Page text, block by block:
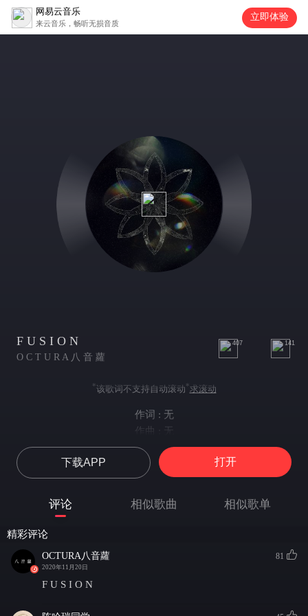
网易云音乐
来云音乐，畅听无损音质
立即体验
F U S I O N
O C T U R A 八 音 蘿
407 141
*该歌词不支持自动滚动*求滚动
作词 : 无
作曲 : 无
下载APP 打开
评论 相似歌曲 相似歌单
精彩评论
OCTURA八音蘿
2020年11月20日
81
F U S I O N